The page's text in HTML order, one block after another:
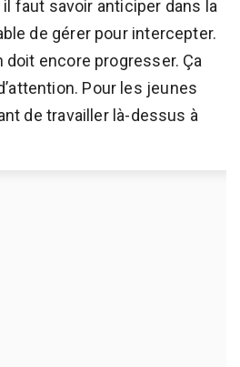
faut savoir anticiper dans la
de gérer pour intercepter.
doit encore progresser. Ça
Pour les jeunes
de travailler là-dessus à